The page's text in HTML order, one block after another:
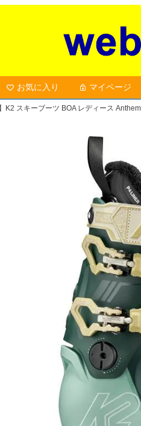
お気に入り マイページ
】K2 スキーブーツ BOA レディース